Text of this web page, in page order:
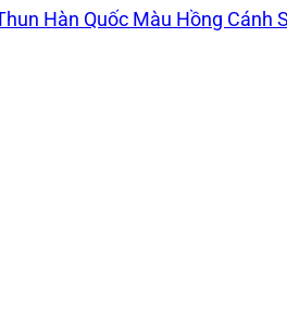
Hàn Quốc Màu Hồng Cánh